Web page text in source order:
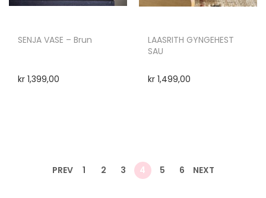
SENJA VASE – Brun
kr 1,399,00
LAASRITH GYNGEHEST
SAU
kr 1,499,00
PREV 1 2 3 4 5 6 NEXT